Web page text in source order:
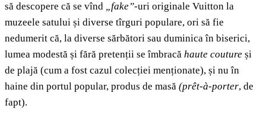
să descopere că se vînd „fake”-uri originale Vuitton la
muzeele satului și diverse tîrguri populare, ori să fie
nedumerit că, la diverse sărbători sau duminica în biserici,
lumea modestă și fără pretenții se îmbracă haute couture și
de plajă (cum a fost cazul colecției menționate), și nu în
haine din portul popular, produs de masă (prêt-à-porter, de
fapt).